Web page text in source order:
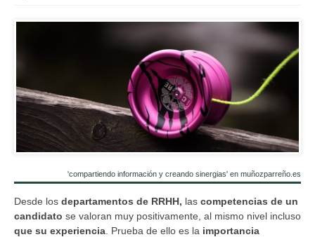
'compartiendo información y creando sinergias' en muñozparreño.es
Desde los departamentos de RRHH, las competencias de un
candidato se valoran muy positivamente, al mismo nivel incluso
que su experiencia . Prueba de ello es la importancia